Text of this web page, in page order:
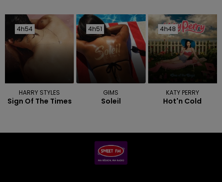
4h54
4h54
HARRY STYLES
Sign Of The Times
4h51
4h51
GIMS
Soleil
4h48
4h48
KATY PERRY
Hot'n Cold